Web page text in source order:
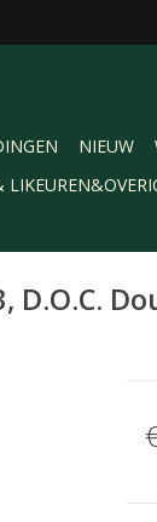
NIEUW
D.O.C.